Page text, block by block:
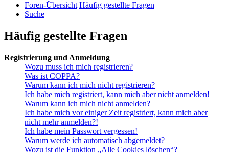
Foren-Übersicht Häufig gestellte Fragen
Suche
Häufig gestellte Fragen
Registrierung und Anmeldung
Wozu muss ich mich registrieren?
Was ist COPPA?
Warum kann ich mich nicht registrieren?
Ich habe mich registriert, kann mich aber nicht anmelden!
Warum kann ich mich nicht anmelden?
Ich habe mich vor einiger Zeit registriert, kann mich aber
nicht mehr anmelden?!
Ich habe mein Passwort vergessen!
Warum werde ich automatisch abgemeldet?
Wozu ist die Funktion „Alle Cookies löschen“?